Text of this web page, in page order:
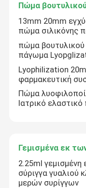
Αρχική Σελίδα
Προϊόντα
Πώμα
13mm 20mm
πώμα σιλικόνης
πώμα
πάγωμα
Lyophilization
φαρμακευτική
Πώμα
Ιατρικό
Γεμισμένα εκ
2.25ml
σύριγγα γυαλιού
μερών συρίγγων